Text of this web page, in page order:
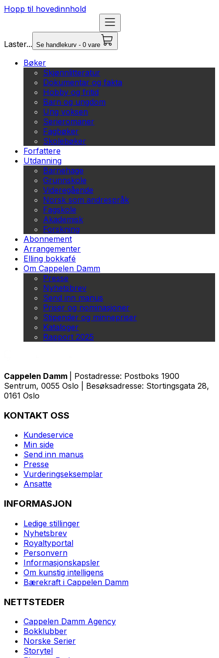
Hopp til hovedinnhold
Laster... Se handlekurv - 0 vare
Bøker
Skjønnlitteratur
Dokumentar og fakta
Hobby og fritid
Barn og ungdom
Ung voksen
Serieromaner
Fagbøker
Skolebøker
Forfattere
Utdanning
Barnehage
Grunnskole
Videregående
Norsk som andrespråk
Fagskole
Akademisk
Forskning
Abonnement
Arrangementer
Elling bokkafé
Om Cappelen Damm
Presse
Nyhetsbrev
Send inn manus
Priser og nominasjoner
Stipender og minnepriser
Kataloger
Rapport 2025
Cappelen Damm
| Postadresse: Postboks 1900
Sentrum, 0055 Oslo | Besøksadresse: Stortingsgata 28,
0161 Oslo
KONTAKT OSS
Kundeservice
Min side
Send inn manus
Presse
Vurderingseksemplar
Ansatte
INFORMASJON
Ledige stillinger
Nyhetsbrev
Royaltyportal
Personvern
Informasjonskapsler
Om kunstig intelligens
Bærekraft i Cappelen Damm
NETTSTEDER
Cappelen Damm Agency
Bokklubber
Norske Serier
Storytel